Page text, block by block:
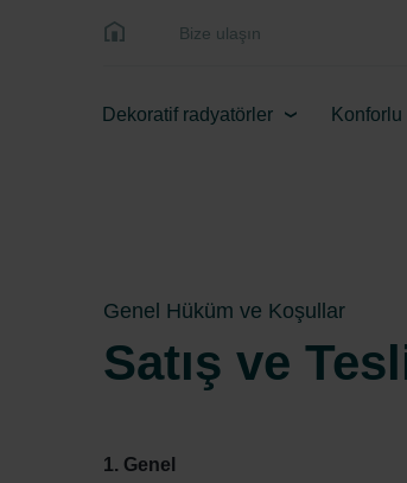
Bize ulaşın
Dekoratif radyatörler Konforlu
Genel Hüküm ve Koşullar
Satış ve
1. Genel